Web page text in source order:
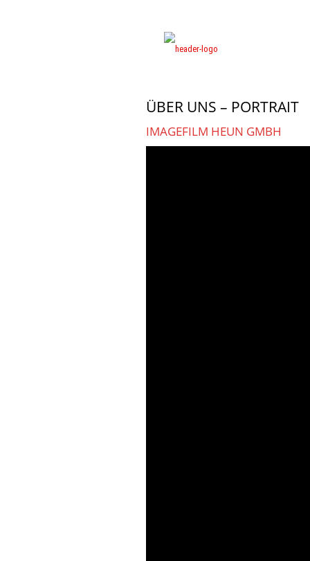
ÜBER UNS – PORTRAIT
IMAGEFILM HEUN GMBH